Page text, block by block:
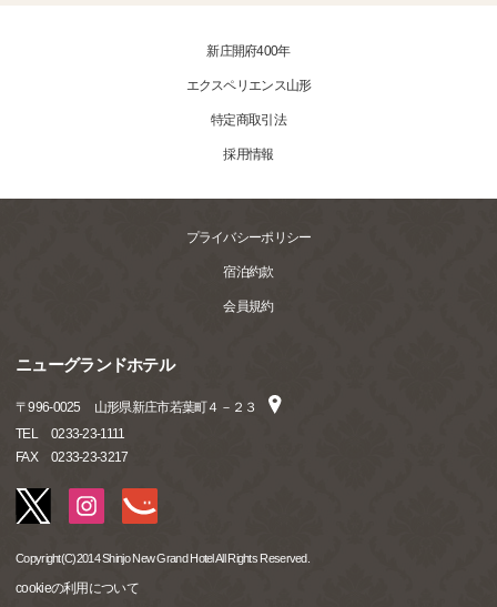
新庄開府400年
エクスペリエンス山形
特定商取引法
採用情報
プライバシーポリシー
宿泊約款
会員規約
ニューグランドホテル
〒996-0025
山形県新庄市若葉町４－２３
TEL
0233-23-1111
FAX
0233-23-3217
Copyright(C)2014 Shinjo New Grand Hotel All Rights Reserved.
cookieの利用について